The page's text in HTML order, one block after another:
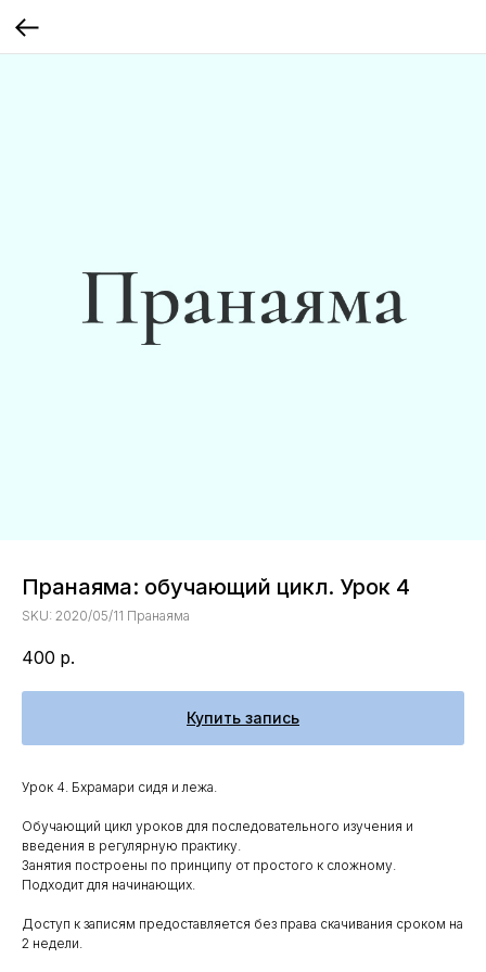
Пранаяма: обучающий цикл. Урок 4
SKU: 2020/05/11 Пранаяма
400 р.
Купить запись
Урок 4. Бхрамари сидя и лежа.
Обучающий цикл уроков для последовательного изучения и
введения в регулярную практику.
Занятия построены по принципу от простого к сложному.
Подходит для начинающих.
Доступ к записям предоставляется без права скачивания сроком на
2 недели.